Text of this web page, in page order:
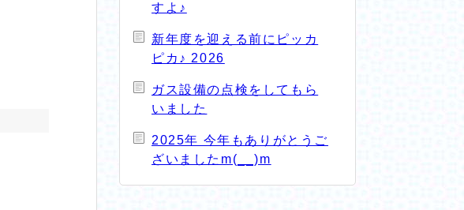
すよ♪
新年度を迎える前にピッカ
ピカ♪ 2026
ガス設備の点検をしてもら
いました
2025年 今年もありがとうご
ざいましたm(__)m